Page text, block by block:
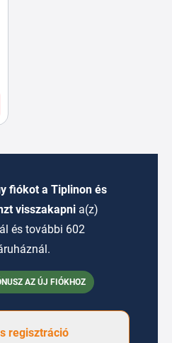
fiókot a Tiplinon és
visszakapni a(z)
és további 602
AZ ÚJ FIÓKHOZ
regisztráció